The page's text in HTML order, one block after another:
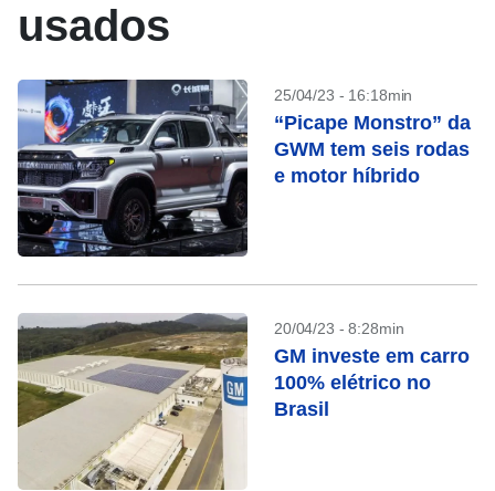
usados
25/04/23 - 16:18min
“Picape Monstro” da
GWM tem seis rodas
e motor híbrido
20/04/23 - 8:28min
GM investe em carro
100% elétrico no
Brasil